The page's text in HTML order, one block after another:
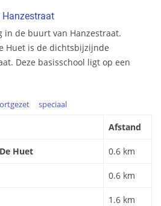
in de buurt van Hanzestraat.
Huet is de dichtsbijzijnde
Deze basisschool ligt op een
speciaal
Afstand
Huet 0.6 km
0.6 km
1.6 km